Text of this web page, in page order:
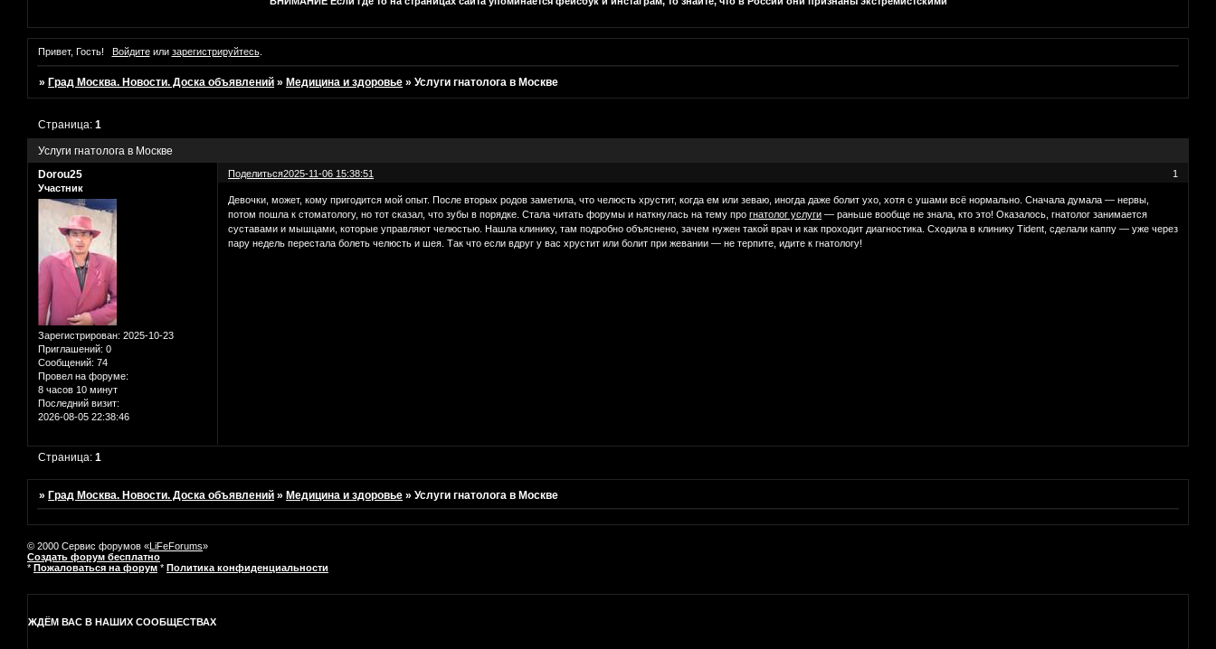
Привет, Гость! Войдитеили зарегистрируйтесь.
» Град Москва. Новости. Доска объявлений » Медицина и здоровье »Услуги гнатолога в Москве
Услуги гнатолога в Москве
Страница:1
Поделиться 1
2025-11-06 15:38:51
Dorou25
Участник
Зарегистрирован: 2025-10-23
Приглашений: 0
Сообщений: 74
Провел на форуме:
8 часов 10 минут
Последний визит:
2026-08-05 22:38:46
Девочки, может, кому пригодится мой опыт. После вторых родов заметила, что челюсть хрустит, когда ем или зеваю, иногда даже болит ухо, хотя с ушами всё нормально. Сначала думала — нервы,
потом пошла к стоматологу, но тот сказал, что зубы в порядке. Стала читать форумы и наткнулась на тему прогнатолог услуги — раньше вообще не знала, кто это! Оказалось, гнатолог занимается
суставами и мышцами, которые управляют челюстью. Нашла клинику, там подробно объяснено, зачем нужен такой врач и как проходит диагностика. Сходила в клинику Tident, сделали каппу — уже через
пару недель перестала болеть челюсть и шея. Так что если вдруг у вас хрустит или болит при жевании — не терпите, идите к гнатологу!
Страница:1
»Град Москва. Новости. Доска объявлений »Медицина и здоровье »Услуги гнатолога в Москве
© 2000 Сервис форумов «LiFeForums»
Создать форум бесплатно
* Пожаловаться на форум * Политика конфиденциальности
ЖДЁМ ВАС В НАШИХ СООБЩЕСТВАХ